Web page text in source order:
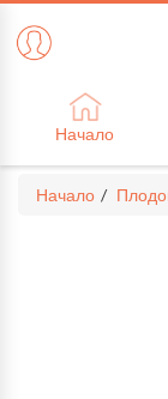
Начало
Начало